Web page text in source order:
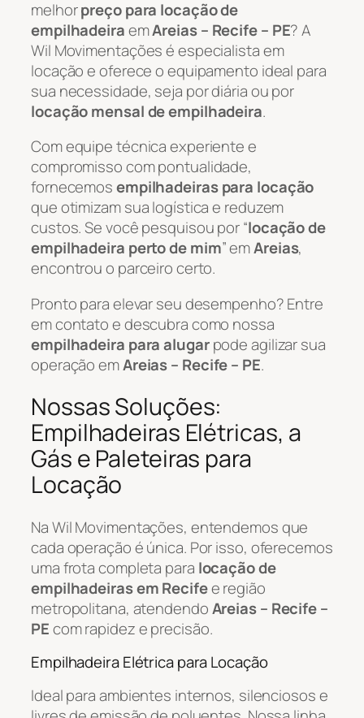
melhorpreço para locação de
empilhadeiraemAreias – Recife – PE? A
Wil Movimentações é especialista em
locação e oferece o equipamento ideal para
sua necessidade, seja por diária ou por
locação mensal de empilhadeira.
Com equipe técnica experiente e
compromisso com pontualidade,
fornecemosempilhadeiras para locação
que otimizam sua logística e reduzem
custos. Se você pesquisou por “locação de
empilhadeira perto de mim” emAreias,
encontrou o parceiro certo.
Pronto para elevar seu desempenho? Entre
em contato e descubra como nossa
empilhadeira para alugarpode agilizar sua
operação emAreias – Recife – PE.
Nossas Soluções:
Empilhadeiras Elétricas, a
Gás e Paleteiras para
Locação
Na Wil Movimentações, entendemos que
cada operação é única. Por isso, oferecemos
uma frota completa para locação de
empilhadeiras em Recifee região
metropolitana, atendendoAreias – Recife –
PEcom rapidez e precisão.
Empilhadeira Elétrica para Locação
Ideal para ambientes internos, silenciosos e